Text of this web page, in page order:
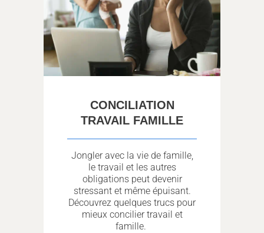
CONCILIATION
TRAVAIL FAMILLE
Jongler avec la vie de famille,
le travail et les autres
obligations peut devenir
stressant et même épuisant.
Découvrez quelques trucs pour
mieux concilier travail et
famille.